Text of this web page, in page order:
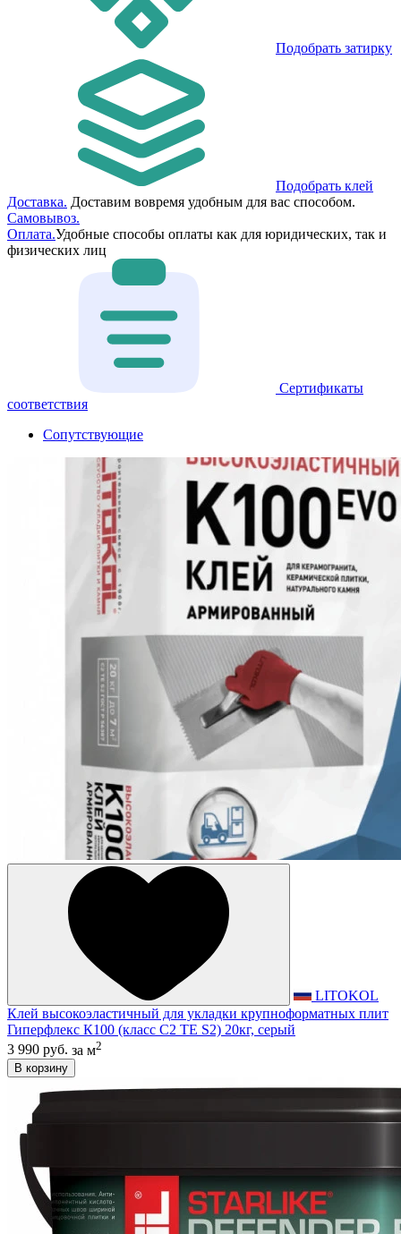
Подобрать затирку
Подобрать клей
Доставка. Доставим вовремя удобным для вас способом.
Самовывоз.
Оплата.Удобные способы оплаты как для юридических, так и
физических лиц
Сертификаты
соответствия
Сопутствующие
LITOKOL
Клей высокоэластичный для укладки крупноформатных плит
Гиперфлекс К100 (класс С2 TЕ S2) 20кг, серый
3 990 руб. за м2
В корзину